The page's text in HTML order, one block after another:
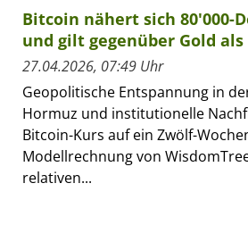
Bitcoin nähert sich 80'000-
und gilt gegenüber Gold
27.04.2026, 07:49 Uhr
Geopolitische Entspannung in
Hormuz und institutionelle
Bitcoin-Kurs auf ein Zwölf-
Modellrechnung von
relativen...